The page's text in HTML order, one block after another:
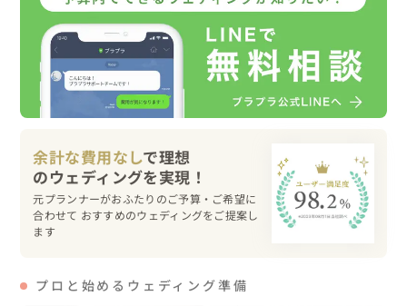
余計な費用なしで理想
元プランナーがおふたりのご予算・ご希望に
合わせて おすすめのウェディングをご提案し
ます
プロと始めるウェディング準備